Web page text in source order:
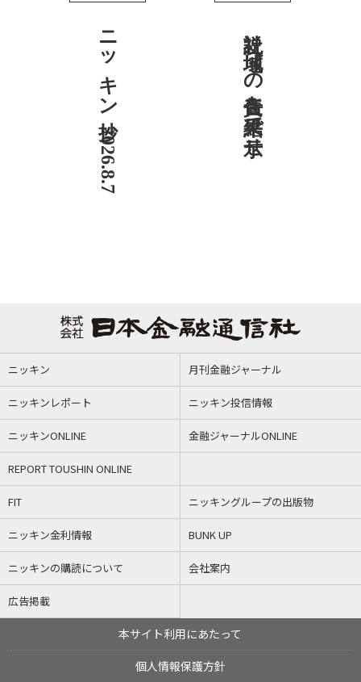
ニッキン抄 2026.8.7 社説 地域への責任を結果で示せ
ニッキン 月刊金融ジャーナル
ニッキンレポート ニッキン投信情報
ニッキンONLINE 金融ジャーナルONLINE
REPORT TOUSHIN ONLINE
FIT ニッキングループの出版物
ニッキン金利情報 BUNK UP
ニッキンの購読について 会社案内
広告掲載
本サイト利用にあたって
個人情報保護方針